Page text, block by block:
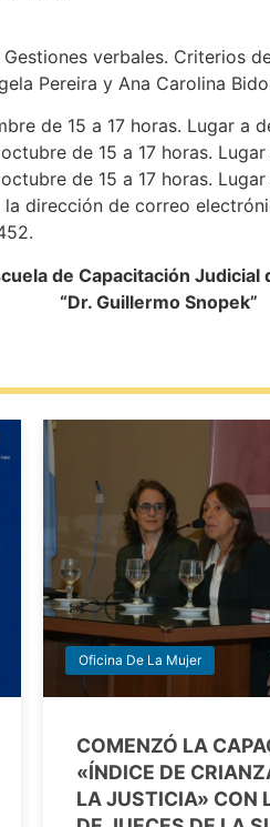
verbales. Criterios
Pereira y Ana Carolina
de 15 a 17 horas. Lugar a
de 15 a 17 horas.
de 15 a 17 horas.
dirección de correo
de Capacitación Judicial
“Dr. Guillermo Snopek”
Oficina De La Mujer
COMENZÓ LA
«ÍNDICE DE
LA JUSTICIA» CON